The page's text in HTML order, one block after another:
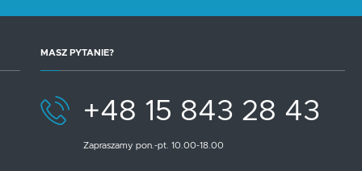
MASZ PYTANIE?
+48 15 843 28 43
Zapraszamy pon.-pt. 10.00-18.00